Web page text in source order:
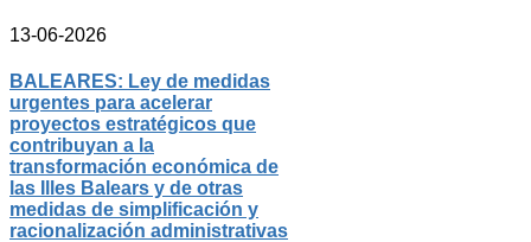
13-06-2026
BALEARES: Ley de medidas
urgentes para acelerar
proyectos estratégicos que
contribuyan a la
transformación económica de
las Illes Balears y de otras
medidas de simplificación y
racionalización administrativas